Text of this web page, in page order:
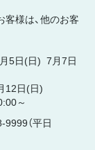
客様は、他のお客
5日(日) 7月7日
日(日)
～
（平日